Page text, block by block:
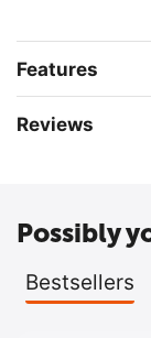
Features
Reviews
Possibly
Bestsellers